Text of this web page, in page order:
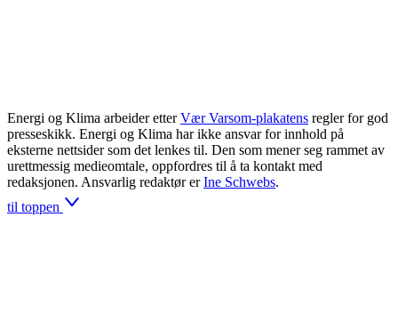
Energi og Klima arbeider etter Vær Varsom-plakatens regler for god
presseskikk. Energi og Klima har ikke ansvar for innhold på
eksterne nettsider som det lenkes til. Den som mener seg rammet av
urettmessig medieomtale, oppfordres til å ta kontakt med
redaksjonen. Ansvarlig redaktør er Ine Schwebs.
til toppen